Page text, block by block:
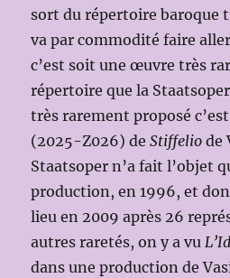
sort du répertoire baroque
va par commodité faire
c’est soit une œuvre très
répertoire que la
très rarement proposé
(2025-Z026) deStiffelio de
Staatsoper n’a fait l’objet
production, en 1996, et
lieu en 2009 après 26
autres raretés, on y a vu
dans une production de